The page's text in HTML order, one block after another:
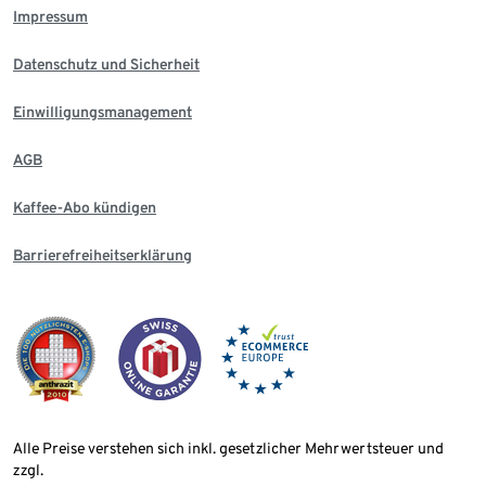
Impressum
Datenschutz und Sicherheit
Einwilligungsmanagement
AGB
Kaffee-Abo kündigen
Barrierefreiheitserklärung
Alle Preise verstehen sich inkl. gesetzlicher Mehrwertsteuer und
zzgl.